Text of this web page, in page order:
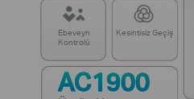
Ebeveyn
Kontrolü
Kesintisiz Geçiş
AC1900